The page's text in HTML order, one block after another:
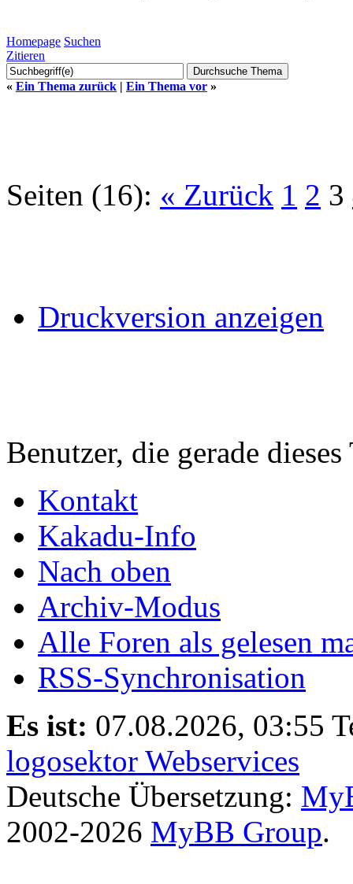
Homepage Suchen
Zitieren
« Ein Thema zurück | Ein Thema vor »
Seiten (16): « Zurück 1 2 3
Druckversion anzeigen
Benutzer, die gerade
Kontakt
Kakadu-Info
Nach oben
Archiv-Modus
Alle Foren als gelesen
RSS-Synchronisation
Es ist: 07.08.2026, 03:55
logosektor Webservices
Deutsche Übersetzung:
2002-2026 MyBB Group.